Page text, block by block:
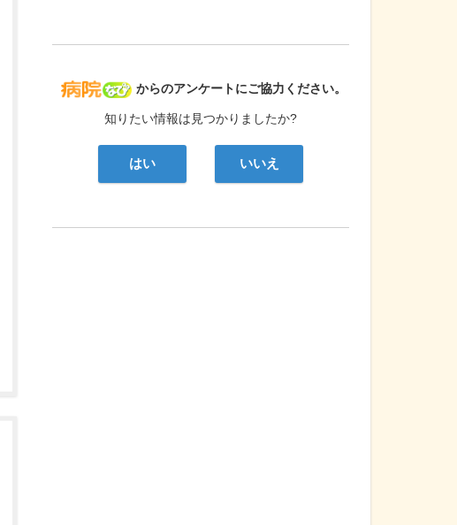
病院なび
からのアンケートにご協力ください。
知りたい情報は見つかりましたか?
はい いいえ